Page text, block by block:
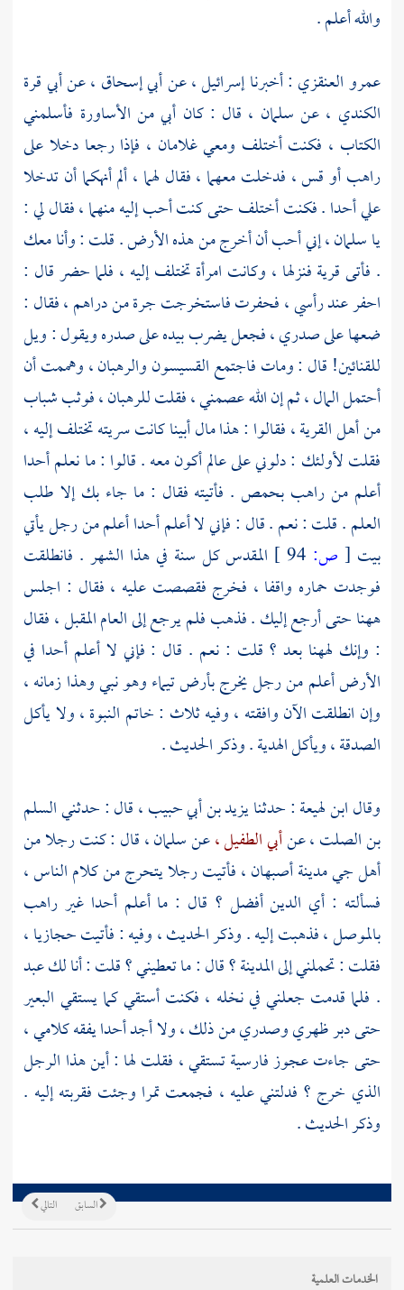
والله أعلم .
عمرو العنقزي : أخبرناإسرائيل ،عنأبي إسحاق ،عنأبي قرة
الكندي ، عن سلمان ، قال : كان أبي من الأساورة فأسلمني
الكتاب ، فكنت أختلف ومعي غلامان ، فإذا رجعا دخلا على
راهب أو قس ، فدخلت معهما ، فقال لهما ، ألم أنهكما أن تدخلا
علي أحدا . فكنت أختلف حتى كنت أحب إليه منهما ، فقال لي :
ياسلمان ،إني أحب أن أخرج من هذه الأرض . قلت : وأنا معك
. فأتى قرية فنزلها ، وكانت امرأة تختلف إليه ، فلما حضر قال :
احفر عند رأسي ، فحفرت فاستخرجت جرة من دراهم ، فقال :
ضعها على صدري ، فجعل يضرب بيده على صدره ويقول : ويل
للقنائين! قال : ومات فاجتمع القسيسون والرهبان ، وهممت أن
أحتمل المال ، ثم إن الله عصمني ، فقلت للرهبان ، فوثب شباب
من أهل القرية ، فقالوا : هذا مال أبينا كانت سريته تختلف إليه ،
فقلت لأولئك : دلوني على عالم أكون معه . قالوا : ما نعلم أحدا
أعلم من راهب بحمص . فأتيته فقال : ما جاء بك إلا طلب
العلم . قلت : نعم . قال : فإني لا أعلم أحدا أعلم من رجل يأتي
بيت [ ص: المقدسكل سنة في هذا الشهر . فانطلقت
فوجدت حماره واقفا ، فخرج فقصصت عليه ، فقال : اجلس
ههنا حتى أرجع إليك . فذهب فلم يرجع إلى العام المقبل ، فقال
: وإنك لههنا بعد ؟ قلت : نعم . قال : فإني لا أعلم أحدا في
الأرض أعلم من رجل يخرج بأرضتيماءوهو نبي وهذا زمانه ،
وإن انطلقت الآن وافقته ، وفيه ثلاث : خاتم النبوة ، ولا يأكل
الصدقة ، ويأكل الهدية . وذكر الحديث .
وقالابن لهيعة: حدثنايزيد بن أبي حبيب ،قال : حدثنيالسلم
بن الصلت ،عنأبي الطفيل ،عنسلمان ،قال : كنت رجلا من
أهل جيمدينةأصبهان ،فأتيت رجلا يتحرج من كلام الناس ،
فسألته : أي الدين أفضل ؟ قال : ما أعلم أحدا غير راهب
بالموصل ،فذهبت إليه . وذكر الحديث ، وفيه : فأتيت حجازيا ،
فقلت : تحملني إلىالمدينة ؟قال : ما تعطيني ؟ قلت : أنا لك عبد
. فلما قدمت جعلني في نخله ، فكنت أستقي كما يستقي البعير
حتى دبر ظهري وصدري من ذلك ، ولا أجد أحدا يفقه كلامي ،
حتى جاءت عجوز فارسية تستقي ، فقلت لها : أين هذا الرجل
الذي خرج ؟ فدلتني عليه ، فجمعت تمرا وجئت فقربته إليه .
وذكر الحديث .
التالي السابق
الخدمات العلمية